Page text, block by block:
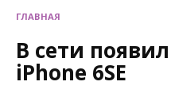
ГЛАВНАЯ
В сети
iPhone 6SE